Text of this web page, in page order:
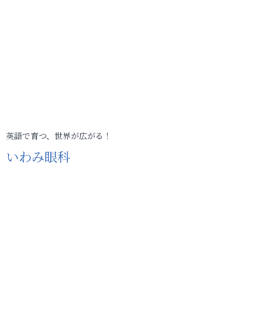
英語で育つ、世界が広がる！
いわみ眼科